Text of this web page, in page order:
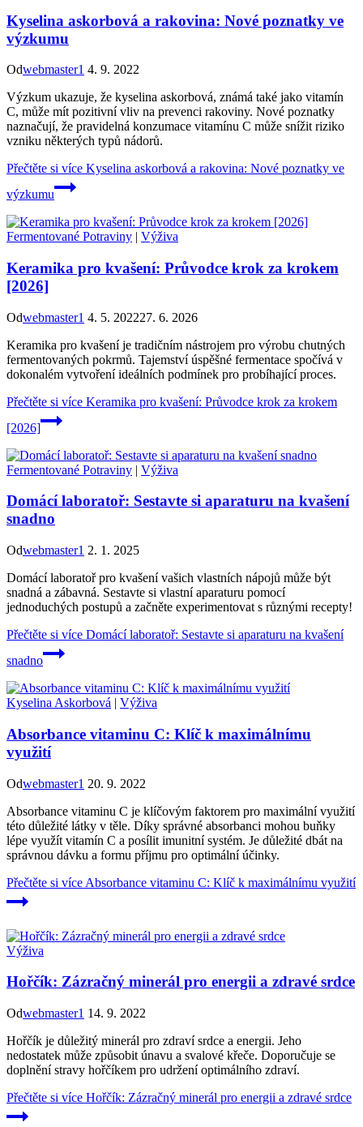
Kyselina askorbová a rakovina: Nové poznatky ve
výzkumu
Odwebmaster1 4. 9. 2022
Výzkum ukazuje, že kyselina askorbová, známá také jako vitamín
C, může mít pozitivní vliv na prevenci rakoviny. Nové poznatky
naznačují, že pravidelná konzumace vitamínu C může snížit riziko
vzniku některých typů nádorů.
Přečtěte si více Kyselina askorbová a rakovina: Nové poznatky ve
výzkumu
Fermentované Potraviny | Výživa
Keramika pro kvašení: Průvodce krok za krokem
[2026]
Odwebmaster1 4. 5. 202227. 6. 2026
Keramika pro kvašení je tradičním nástrojem pro výrobu chutných
fermentovaných pokrmů. Tajemství úspěšné fermentace spočívá v
dokonalém vytvoření ideálních podmínek pro probíhající proces.
Přečtěte si více Keramika pro kvašení: Průvodce krok za krokem
[2026]
Fermentované Potraviny | Výživa
Domácí laboratoř: Sestavte si aparaturu na kvašení
snadno
Odwebmaster1 2. 1. 2025
Domácí laboratoř pro kvašení vašich vlastních nápojů může být
snadná a zábavná. Sestavte si vlastní aparaturu pomocí
jednoduchých postupů a začněte experimentovat s různými recepty!
Přečtěte si více Domácí laboratoř: Sestavte si aparaturu na kvašení
snadno
Kyselina Askorbová | Výživa
Absorbance vitaminu C: Klíč k maximálnímu
využití
Odwebmaster1 20. 9. 2022
Absorbance vitaminu C je klíčovým faktorem pro maximální využití
této důležité látky v těle. Díky správné absorbanci mohou buňky
lépe využít vitamín C a posílit imunitní systém. Je důležité dbát na
správnou dávku a formu příjmu pro optimální účinky.
Přečtěte si více Absorbance vitaminu C: Klíč k maximálnímu využití
Výživa
Hořčík: Zázračný minerál pro energii a zdravé srdce
Odwebmaster1 14. 9. 2022
Hořčík je důležitý minerál pro zdraví srdce a energii. Jeho
nedostatek může způsobit únavu a svalové křeče. Doporučuje se
doplnění stravy hořčíkem pro udržení optimálního zdraví.
Přečtěte si více Hořčík: Zázračný minerál pro energii a zdravé srdce